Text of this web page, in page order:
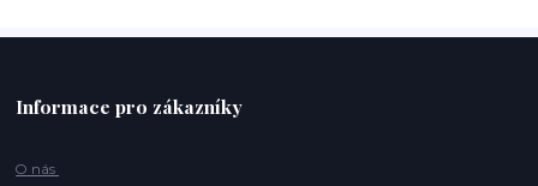
Informace pro zákazníky
O nás